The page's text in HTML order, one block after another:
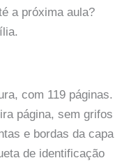
a próxima aula?
com 119 páginas.
página, sem grifos
e bordas da capa
de identificação